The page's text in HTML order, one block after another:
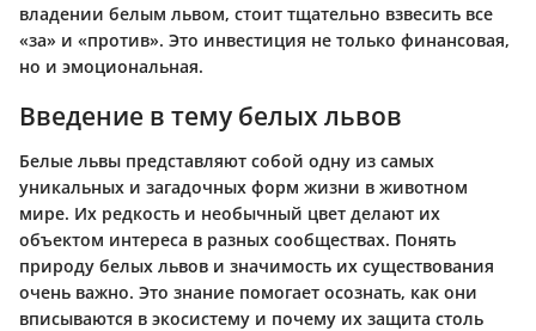
владении белым львом, стоит тщательно взвесить все
«за» и «против». Это инвестиция не только финансовая,
но и эмоциональная.
Введение в тему белых львов
Белые львы представляют собой одну из самых
уникальных и загадочных форм жизни в животном
мире. Их редкость и необычный цвет делают их
объектом интереса в разных сообществах. Понять
природу белых львов и значимость их существования
очень важно. Это знание помогает осознать, как они
вписываются в экосистему и почему их защита столь